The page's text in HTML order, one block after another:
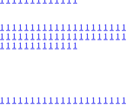
1 1 1 1 1 1 1 1 1 1 1 1 1 1 1 1 1 1 1 1 1
1 1 1 1 1 1 1 1 1 1 1 1 1 1 1 1 1 1 1 1 1
1 1 1 1 1 1 1 1 1 1 1 1 1
1 1 1 1 1 1 1 1 1 1 1 1 1 1 1 1 1 1 1 1 1